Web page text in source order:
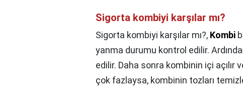
Sigorta kombiyi karşılar mı?
Sigorta kombiyi karşılar mı?, Kombi
yanma durumu kontrol edilir.
edilir. Daha sonra kombinin içi
çok fazlaysa, kombinin tozları